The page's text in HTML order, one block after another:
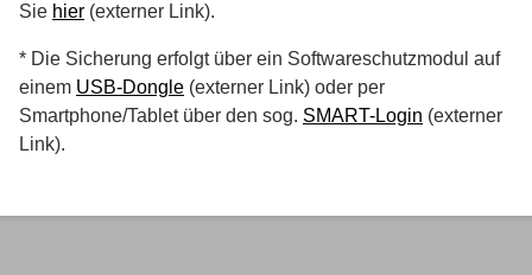
Sie hier (externer Link).
* Die Sicherung erfolgt über ein Softwareschutzmodul auf
einem USB-Dongle (externer Link) oder per
Smartphone/Tablet über den sog. SMART-Login (externer
Link).